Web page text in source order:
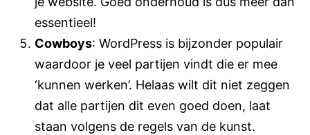
essentieel!
Cowboys: WordPress is bijzonder populair
waardoor je veel partijen vindt die er mee
‘kunnen werken’. Helaas wilt dit niet zeggen
dat alle partijen dit even goed doen, laat
staan volgens de regels van de kunst.